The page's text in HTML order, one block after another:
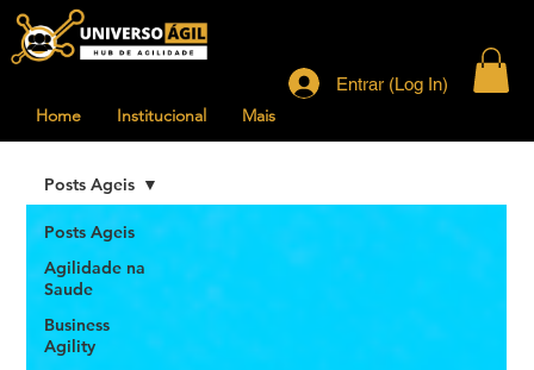
Home Institucional Mais
Entrar (Log In)
Posts Ageis
Agilidade na
Saude
Business
Agility
Posts Ageis